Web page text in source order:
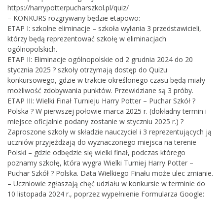
https://harrypotterpucharszkol.pl/quiz/
– KONKURS rozgrywany będzie etapowo:
ETAP I: szkolne eliminacje – szkoła wyłania 3 przedstawicieli,
którzy będą reprezentować szkołę w eliminacjach
ogólnopolskich.
ETAP II: Eliminacje ogólnopolskie od 2 grudnia 2024 do 20
stycznia 2025 ? szkoły otrzymają dostęp do Quizu
konkursowego, gdzie w trakcie określonego czasu będą miały
możliwość zdobywania punktów. Przewidziane są 3 próby.
ETAP III: Wielki Finał Turnieju Harry Potter – Puchar Szkół ?
Polska ? W pierwszej połowie marca 2025 r. (dokładny termin i
miejsce oficjalnie podany zostanie w styczniu 2025 r.) ?
Zaproszone szkoły w składzie nauczyciel i 3 reprezentujących ją
uczniów przyjeżdżają do wyznaczonego miejsca na terenie
Polski – gdzie odbędzie się wielki finał, podczas którego
poznamy szkołę, która wygra Wielki Turniej Harry Potter –
Puchar Szkół ? Polska. Data Wielkiego Finału może ulec zmianie.
– Uczniowie zgłaszają chęć udziału w konkursie w terminie do
10 listopada 2024 r., poprzez wypełnienie Formularza Google: